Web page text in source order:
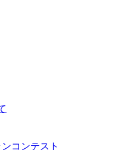
コンテスト